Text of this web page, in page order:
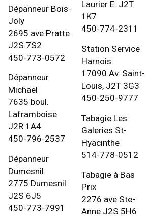
Dépanneur Bois-
Joly
2695 ave Pratte
J2S 7S2
450-773-0572
Dépanneur
Michael
7635 boul.
Laframboise
J2R 1A4
450-796-2537
Dépanneur
Dumesnil
2775 Dumesnil
J2S 6J5
450-773-7991
Laurier E. J2T
1K7
450-774-2311
Station Service
Harnois
17090 Av. Saint-
Louis, J2T 3G3
450-250-9777
Tabagie Les
Galeries St-
Hyacinthe
514-778-0512
Tabagie à Bas
Prix
2276 ave Ste-
Anne J2S 5H6